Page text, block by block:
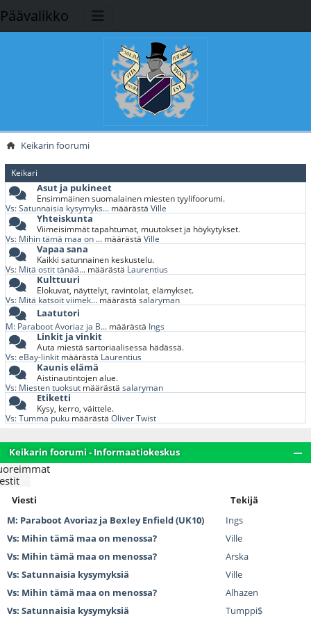
Päävalikko
Keikarin foorumi
Keikari
Asut ja pukineet
Ensimmäinen suomalainen miesten tyylifoorumi.
Vs: Satunnaisia kysymyks... määrästäVille
Yhteiskunta
Viimeisimmät tapahtumat, muutokset ja höykytykset.
Vs: Mihin tämä maa on ... määrästäVille
Vapaa sana
Kaikki satunnainen keskustelu.
Vs: Mitä ostit tänää... määrästä Laurentius
Kulttuuri
Elokuvat, näyttelyt, ravintolat, elämykset.
Vs: Mitä katsoit viimek... määrästäsalaryman
Laatutori
M: Paraboot Avoriaz ja B... määrästä Ings
Linkit ja vinkit
Auta miestä sartoriaalisessa hädässä.
Vs: eBay-linkit määrästä Laurentius
Kaunis elämä
Aistinautintojen alue.
Vs: Miesten tuoksut määrästäsalaryman
Etiketti
Kysy, kerro, väittele.
Vs: Tumma puku määrästäOliver Twist
Keikarin foorumi - Informaatiokeskus
Viesti
Tekijä
M: Paraboot Avoriaz ja Bexley Enfield (UK10)
Ings
Vs: Mihin tämä maa on menossa?
Ville
Vs: Mihin tämä maa on menossa?
Arska
Vs: Satunnaisia kysymyksiä
Ville
Vs: Mihin tämä maa on menossa?
Alhazen
Vs: Satunnaisia kysymyksiä
Tumppi$